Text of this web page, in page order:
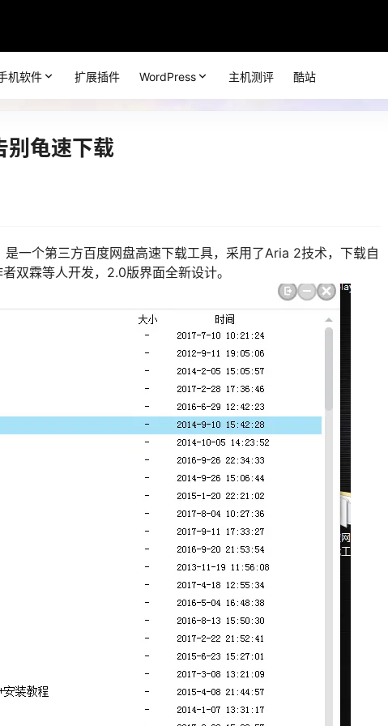
机软件 扩展插件 WordPress 主机测评 酷站
龟速下载
一个第三方百度网盘高速下载工具，采用了Aria 2技术，下载自
双霖等人开发，2.0版界面全新设计。